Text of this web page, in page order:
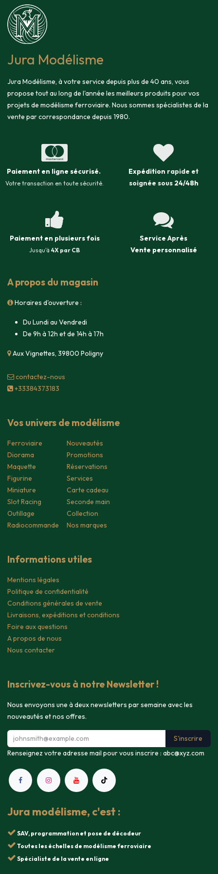
Jura Modélisme
Jura Modélisme, à votre service depuis plus de 40 ans, vous
propose tout au long de l'année les meilleurs produits pour vos
projets de modélisme ferroviaire. Nous sommes spécialistes de la
vente par correspondance depuis 1980.
Paiement en ligne sécurisé.
Votre transaction en toute sécurité.
Expédition rapide et
soignée sous 24/48h
Paiement en plusieurs fois
Jusqu'à 4X par CB
Service Après
Vente personnalisé
A propos du magasin
Horaires d'ouverture :
Du Lundi au Vendredi
De 9h à 12h et de 14h à 17h
Aux Vignettes, 39800 Poligny
contacte​z-nous
+33384373183
Vos univers de modélisme
Ferroviaire
Diorama
Maquette
Figurine
Miniature
Slot Racing
Outillage
Radiocommande
Nouveautés
Promotions
Réservations
Services
Carte cadeau
Seconde main
Collection
Nos marques
Informations utiles
Mentions légales
Politique de confidentialité
Conditions générales de vente
Livraisons, expéditions et conditions
Foire aux questions
A propos de nous
Nous contacter
Inscrivez-vous à notre Newsletter !
Nous envoyons une à deux newsletters par semaine avec les
nouveautés et nos offres.
S'inscrire
Renseignez votre adresse mail pour vous inscrire : abc@xyz.com
Jura modélisme, c'est :
SAV, programmation et pose de décodeur
Toutes les échelles de modélisme ferroviaire
Spécialiste de la vente en ligne